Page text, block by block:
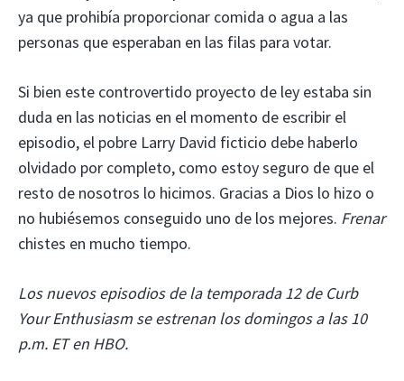
ya que prohibía proporcionar comida o agua a las
personas que esperaban en las filas para votar.
Si bien este controvertido proyecto de ley estaba sin
duda en las noticias en el momento de escribir el
episodio, el pobre Larry David ficticio debe haberlo
olvidado por completo, como estoy seguro de que el
resto de nosotros lo hicimos. Gracias a Dios lo hizo o
no hubiésemos conseguido uno de los mejores. Frenar
chistes en mucho tiempo.
Los nuevos episodios de la temporada 12 de Curb
Your Enthusiasm se estrenan los domingos a las 10
p.m. ET en HBO.